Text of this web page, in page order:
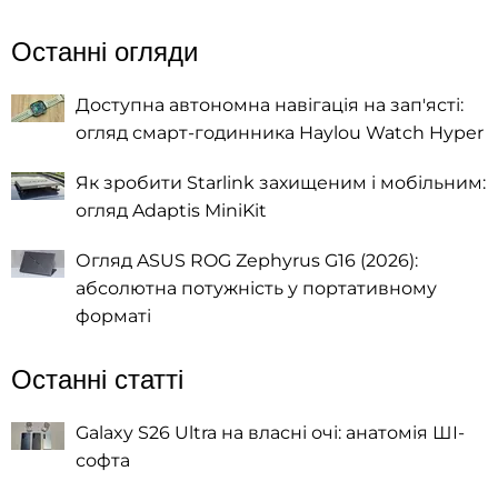
Останні огляди
Доступна автономна навігація на зап'ясті:
огляд смарт-годинника Haylou Watch Hyper
Як зробити Starlink захищеним і мобільним:
огляд Adaptis MiniKit
Огляд ASUS ROG Zephyrus G16 (2026):
абсолютна потужність у портативному
форматі
Останні статті
Galaxy S26 Ultra на власні очі: анатомія ШІ-
софта